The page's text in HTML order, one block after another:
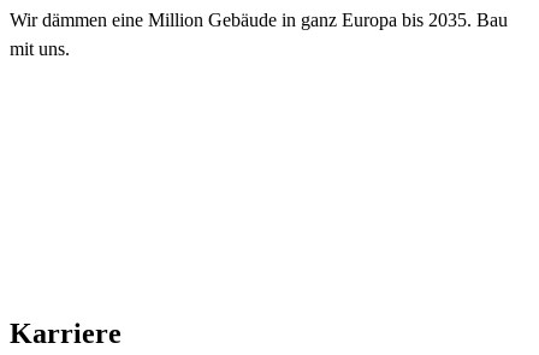
Wir dämmen eine Million Gebäude in ganz Europa bis 2035. Bau
mit uns.
Karriere